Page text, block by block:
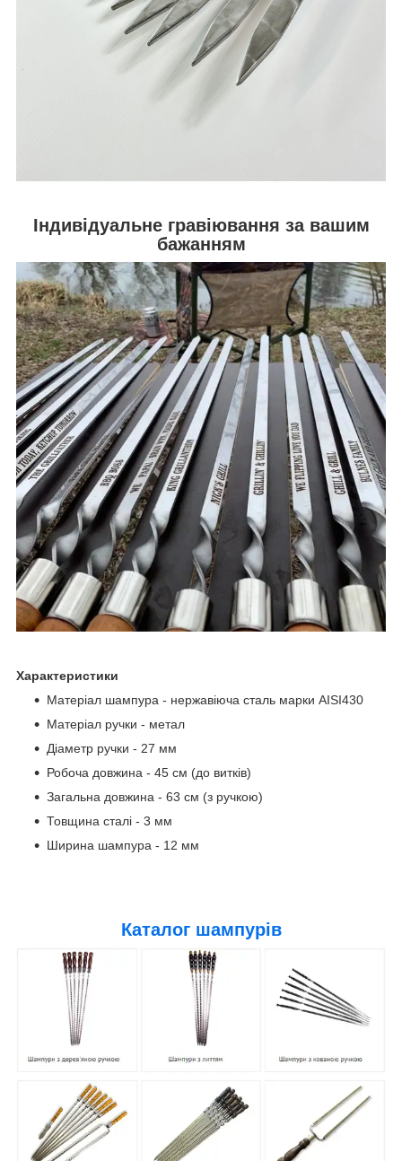
Індивідуальне гравіювання за вашим
бажанням
Характеристики
Матеріал шампура - нержавіюча сталь марки AISI430
Матеріал ручки - метал
Діаметр ручки - 27 мм
Робоча довжина - 45 см (до витків)
Загальна довжина - 63 см (з ручкою)
Товщина сталі - 3 мм
Ширина шампура - 12 мм
Каталог шампурів